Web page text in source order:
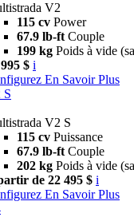
V2
115 cv Power
67.9 lb-ft Couple
199 kg Poids à vide
$ i
En Savoir Plus
S
V2 S
115 cv Puissance
67.9 lb-ft Couple
202 kg Poids à vide
de 22 495 $ i
En Savoir Plus